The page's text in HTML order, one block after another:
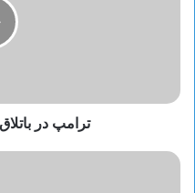
ترامپ در